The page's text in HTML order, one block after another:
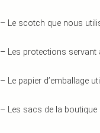
– Le scotch que nous
– Les protections
– Le papier d’emballage
– Les sacs de la